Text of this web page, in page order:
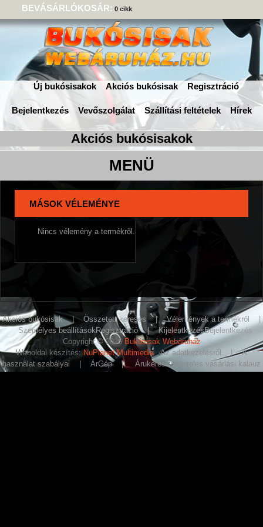
BEVÁSÁRLÓKOSÁR: 0 cikk
Új bukósisakok Akciós bukósisak Regisztráció
Bejelentkezés Vevőszolgálat Szállítási feltételek Hírek
MÁSOK VÉLEMÉNYE
Nincs vélemény a termékről.
Akciós bukósisak| Összetett keresés |Vélemények a termékről
|
Személyes beállításokRegisztráció|KijelentkezésBejelentkezés
Copyright © 2026 Bukósisak Webáruház
Weboldal készítés: NuPlanet Multimedia Az adatkezelésről |A
használat szabályai
ÁrGép| Árukereso, a hiteles vásárlási kalauz